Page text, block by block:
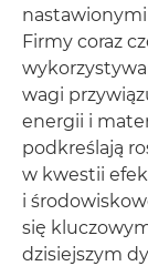
Firmy coraz
wagi
energii i
podkreślają
w kwestii
i
się
dzisiejszym